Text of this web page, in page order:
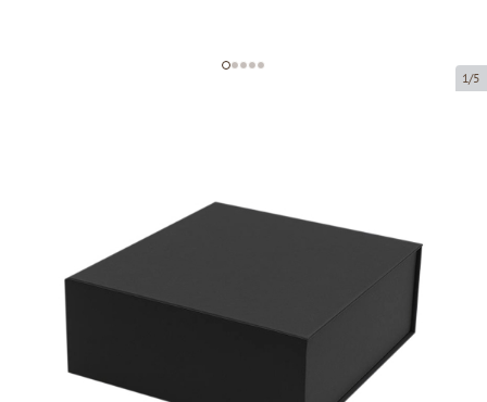
1/5
210 x 210 x 80 mm
Material:black, matte, anti-scratch
Product cannot be collected from a pickup point.
Price per 1 piece